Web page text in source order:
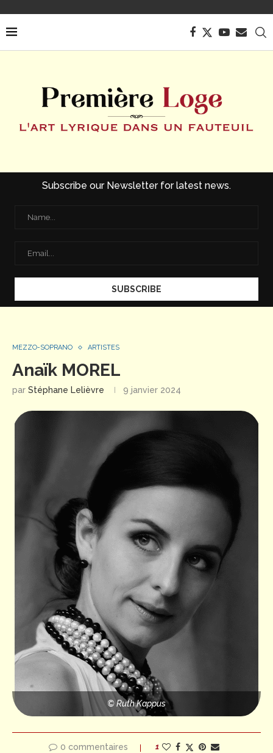
Subscribe our Newsletter for latest news.
MEZZO-SOPRANO ARTISTES
Anaïk MOREL
par Stéphane Lelièvre 9 janvier 2024
© Ruth Kappus
0 commentaires 1